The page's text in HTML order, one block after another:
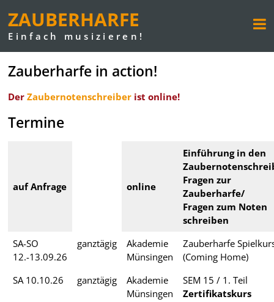
ZAUBERHARFE
Einfach musizieren!
Zauberharfe in action!
DerZaubernotenschreiber ist online!
Termine
auf Anfrage online
Einführung in den
Fragen zur
Zauberharfe/
Fragen zum Noten
schreiben
SA-SO
12.-13.09.26
ganztägig
Akademie
Münsingen
Zauberharfe
(Coming Home)
SA 10.10.26
ganztägig
Akademie
Münsingen
SEM 15 / 1. Teil
Zertifikatskurs